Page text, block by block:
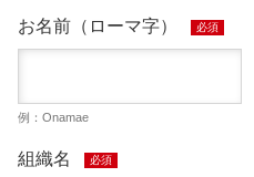
お名前（ローマ字） 必須
例：Onamae
組織名 必須